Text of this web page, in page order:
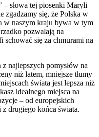
– słowa tej piosenki Maryli
zgadzamy się, że Polska w
w naszym kraju bywa w tym
pozwalają na
schować się za chmurami na
najlepszych pomysłów na
niż latem, mniejsze tłumy
świata jest lepsza niż
idealnego miejsca na
– od europejskich
drugiego końca świata.